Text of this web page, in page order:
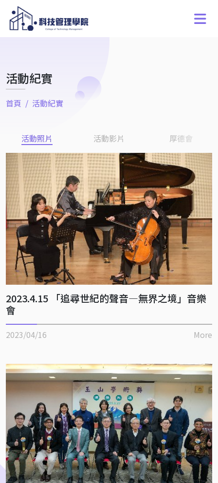
活動紀實
首頁 活動紀實
活動照片 活動影片 厚德會
2023.4.15 「追尋世紀的聲音—無界之境」音樂
會
2023/04/16 More